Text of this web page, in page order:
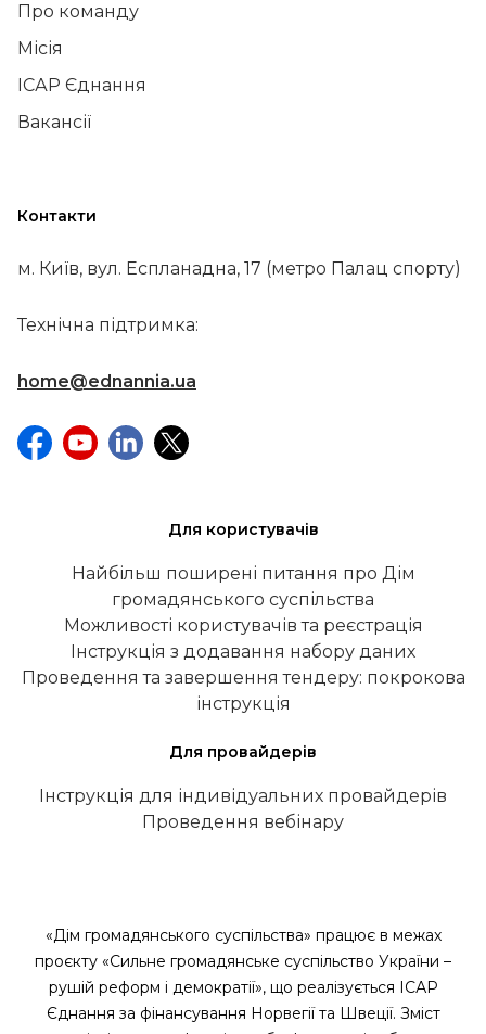
Про команду
Місія
ІСАР Єднання
Вакансії
Контакти
м. Київ, вул. Еспланадна, 17 (метро Палац спорту)
Технічна підтримка:
home@ednannia.ua
Для користувачів
Найбільш поширені питання про Дім
громадянського суспільства
Можливості користувачів та реєстрація
Інструкція з додавання набору даних
Проведення та завершення тендеру: покрокова
інструкція
Для провайдерів
Інструкція для індивідуальних провайдерів
Проведення вебінару
«Дім громадянського суспільства» працює в межах
проєкту «Сильне громадянське суспільство України –
рушій реформ і демократії», що реалізується ІСАР
Єднання за фінансування Норвегії та Швеції. Зміст